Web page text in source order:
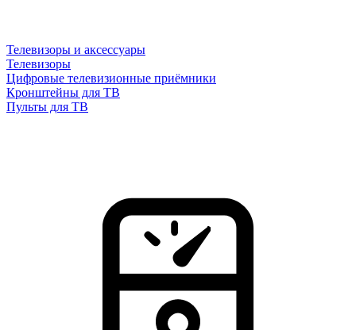
Телевизоры и аксессуары
Телевизоры
Цифровые телевизионные приёмники
Кронштейны для ТВ
Пульты для ТВ